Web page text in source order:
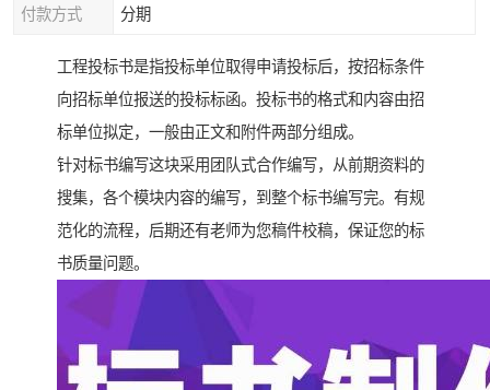
付款方式 分期
工程投标书是指投标单位取得申请投标后，按招标条件
向招标单位报送的投标标函。投标书的格式和内容由招
标单位拟定，一般由正文和附件两部分组成。
针对标书编写这块采用团队式合作编写，从前期资料的
搜集，各个模块内容的编写，到整个标书编写完。有规
范化的流程，后期还有老师为您稿件校稿，保证您的标
书质量问题。